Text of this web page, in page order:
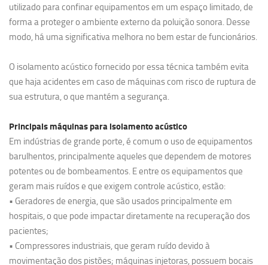
utilizado para confinar equipamentos em um espaço limitado, de
forma a proteger o ambiente externo da poluição sonora. Desse
modo, há uma significativa melhora no bem estar de funcionários.
O isolamento acústico fornecido por essa técnica também evita
que haja acidentes em caso de máquinas com risco de ruptura de
sua estrutura, o que mantém a segurança.
Principais máquinas para isolamento acústico
Em indústrias de grande porte, é comum o uso de equipamentos
barulhentos, principalmente aqueles que dependem de motores
potentes ou de bombeamentos. E entre os equipamentos que
geram mais ruídos e que exigem controle acústico, estão:
• Geradores de energia, que são usados principalmente em
hospitais, o que pode impactar diretamente na recuperação dos
pacientes;
• Compressores industriais, que geram ruído devido à
movimentação dos pistões; máquinas injetoras, possuem bocais